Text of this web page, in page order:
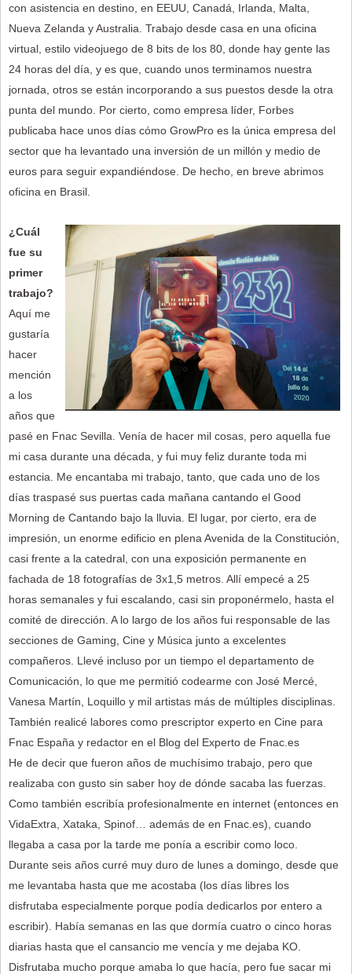
con asistencia en destino, en EEUU, Canadá, Irlanda, Malta,
Nueva Zelanda y Australia. Trabajo desde casa en una oficina
virtual, estilo videojuego de 8 bits de los 80, donde hay gente las
24 horas del día, y es que, cuando unos terminamos nuestra
jornada, otros se están incorporando a sus puestos desde la otra
punta del mundo. Por cierto, como empresa líder, Forbes
publicaba hace unos días cómo GrowPro es la única empresa del
sector que ha levantado una inversión de un millón y medio de
euros para seguir expandiéndose. De hecho, en breve abrimos
oficina en Brasil.
¿Cuál
fue su
primer
trabajo?
Aquí me
gustaría
hacer
mención
a los
años que
pasé en Fnac Sevilla. Venía de hacer mil cosas, pero aquella fue
mi casa durante una década, y fui muy feliz durante toda mi
estancia. Me encantaba mi trabajo, tanto, que cada uno de los
días traspasé sus puertas cada mañana cantando el Good
Morning de Cantando bajo la lluvia. El lugar, por cierto, era de
impresión, un enorme edificio en plena Avenida de la Constitución,
casi frente a la catedral, con una exposición permanente en
fachada de 18 fotografías de 3x1,5 metros. Allí empecé a 25
horas semanales y fui escalando, casi sin proponérmelo, hasta el
comité de dirección. A lo largo de los años fui responsable de las
secciones de Gaming, Cine y Música junto a excelentes
compañeros. Llevé incluso por un tiempo el departamento de
Comunicación, lo que me permitió codearme con José Mercé,
Vanesa Martín, Loquillo y mil artistas más de múltiples disciplinas.
También realicé labores como prescriptor experto en Cine para
Fnac España y redactor en el Blog del Experto de Fnac.es
He de decir que fueron años de muchísimo trabajo, pero que
realizaba con gusto sin saber hoy de dónde sacaba las fuerzas.
Como también escribía profesionalmente en internet (entonces en
VidaExtra, Xataka, Spinof… además de en Fnac.es), cuando
llegaba a casa por la tarde me ponía a escribir como loco.
Durante seis años curré muy duro de lunes a domingo, desde que
me levantaba hasta que me acostaba (los días libres los
disfrutaba especialmente porque podía dedicarlos por entero a
escribir). Había semanas en las que dormía cuatro o cinco horas
diarias hasta que el cansancio me vencía y me dejaba KO.
Disfrutaba mucho porque amaba lo que hacía, pero fue sacar mi